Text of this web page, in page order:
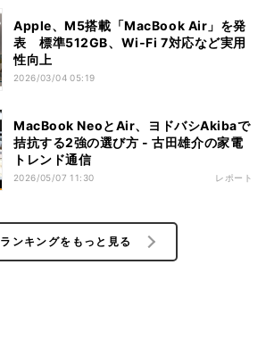
Apple、M5搭載「MacBook Air」を発
表 標準512GB、Wi‑Fi 7対応など実用
性向上
2026/03/04 05:19
MacBook NeoとAir、ヨドバシAkibaで
拮抗する2強の選び方 - 古田雄介の家電
トレンド通信
2026/05/07 11:30 レポート
ランキングをもっと見る